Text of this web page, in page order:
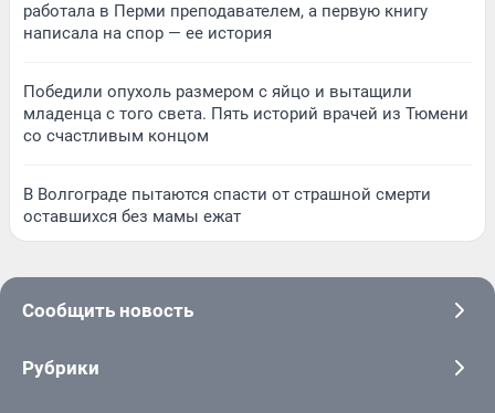
работала в Перми преподавателем, а первую книгу
написала на спор — ее история
Победили опухоль размером с яйцо и вытащили
младенца с того света. Пять историй врачей из Тюмени
со счастливым концом
В Волгограде пытаются спасти от страшной смерти
оставшихся без мамы ежат
Сообщить новость
Рубрики